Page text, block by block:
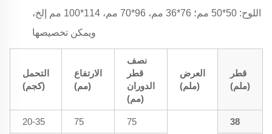
اللوح: 50*50 مم؛ 76*36 مم، 96*70 مم، 114*100 مم إلخ،
ويمكن تخصيصها
قطر
(ملم)
العرض
(ملم)
نصف
قطر
الدوران
(مم)
الارتفاع
(مم)
التحمل
(كجم)
38
75
75
20-35